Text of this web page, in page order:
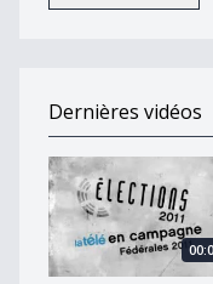
Dernières vidéos
La Télé en